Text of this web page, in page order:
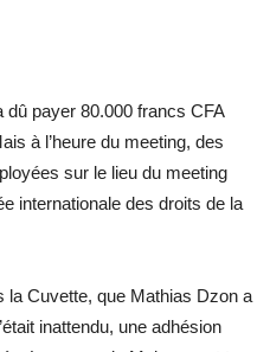
dû payer 80.000 francs CFA
à l’heure du meeting, des
sur le lieu du meeting
internationale des droits de la
la Cuvette, que Mathias Dzon a
inattendu, une adhésion